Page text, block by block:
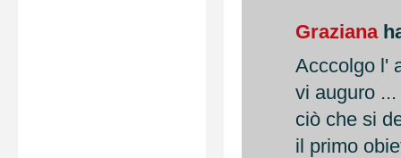
Graziana
Acccolgo l'
vi auguro
ciò che si
il primo